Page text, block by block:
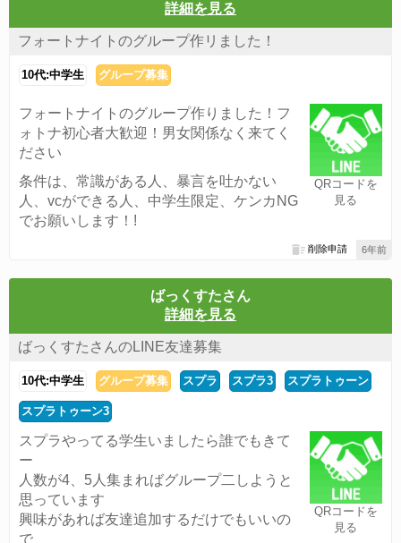
詳細を見る
フォートナイトのグループ作リました！
10代:中学生 グループ募集
QRコードを
見る
フォートナイトのグループ作りました！フ
ォトナ初心者大歓迎！男女関係なく来てく
ださい
条件は、常識がある人、暴言を吐かない
人、vcができる人、中学生限定、ケンカNG
でお願いします！!
6年前
削除申請
ばっくすたさん
詳細を見る
ばっくすたさんのLINE友達募集
10代:中学生 グループ募集 スプラ スプラ3 スプラトゥーン
スプラトゥーン3
QRコードを
見る
スプラやってる学生いましたら誰でもきて
ー
人数が4、5人集まればグループ二しようと
思っています
興味があれば友達追加するだけでもいいの
で